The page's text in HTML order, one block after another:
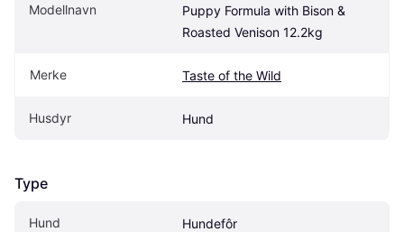
Modellnavn
Puppy Formula with Bison &
Roasted Venison 12.2kg
Merke Taste of the Wild
Husdyr Hund
Type
Hund Hundefôr